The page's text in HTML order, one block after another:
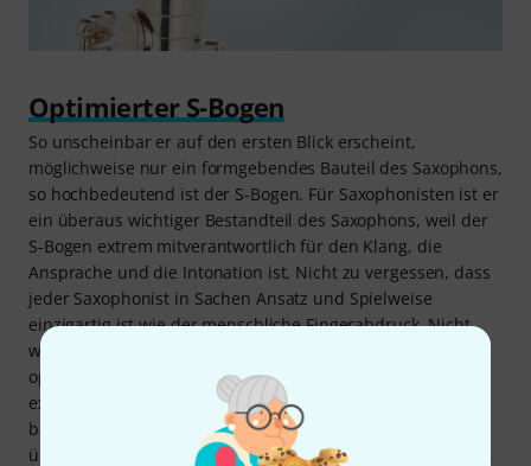
Optimierter S-Bogen
So unscheinbar er auf den ersten Blick erscheint,
möglichweise nur ein formgebendes Bauteil des Saxophons,
so hochbedeutend ist der S-Bogen. Für Saxophonisten ist er
ein überaus wichtiger Bestandteil des Saxophons, weil der
S-Bogen extrem mitverantwortlich für den Klang, die
Ansprache und die Intonation ist. Nicht zu vergessen, dass
jeder Saxophonist in Sachen Ansatz und Spielweise
einzigartig ist wie der menschliche Fingerabdruck. Nicht
wenige suchen ihr Saxophonisten-Leben lang nach dem
optimalen S-Bogen. Bei der 62er-Serie von Yamaha wurde
exakt dieses Bauteil nach aktuellsten Erkenntnissen
basierend auf der Erfahrung renommierter Musiker
überarbeitet. Ausschlaggebend ist nicht etwa das Material,